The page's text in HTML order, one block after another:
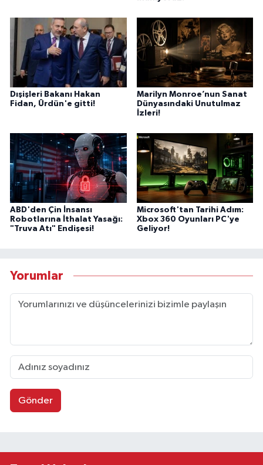
Dışişleri Bakanı Hakan
Fidan, Ürdün'e gitti!
Marilyn Monroe’nun Sanat
Dünyasındaki Unutulmaz
İzleri!
ABD'den Çin İnsansı
Robotlarına İthalat Yasağı:
"Truva Atı" Endişesi!
Microsoft'tan Tarihi Adım:
Xbox 360 Oyunları PC'ye
Geliyor!
Yorumlar
Gönder